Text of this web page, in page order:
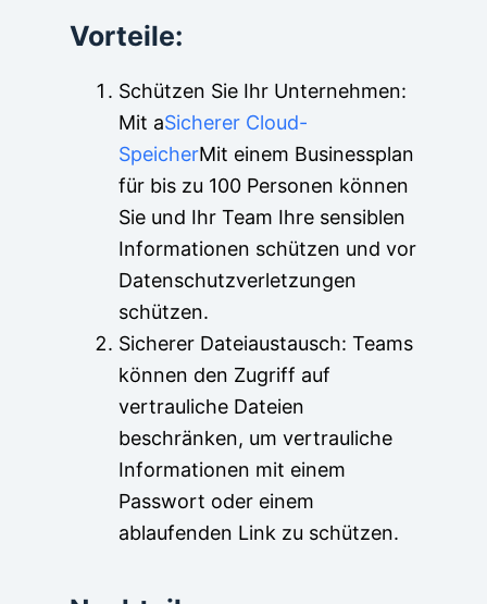
Vorteile:
Schützen Sie Ihr Unternehmen:
Mit aSicherer Cloud-
SpeicherMit einem Businessplan
für bis zu 100 Personen können
Sie und Ihr Team Ihre sensiblen
Informationen schützen und vor
Datenschutzverletzungen
schützen.
Sicherer Dateiaustausch: Teams
können den Zugriff auf
vertrauliche Dateien
beschränken, um vertrauliche
Informationen mit einem
Passwort oder einem
ablaufenden Link zu schützen.